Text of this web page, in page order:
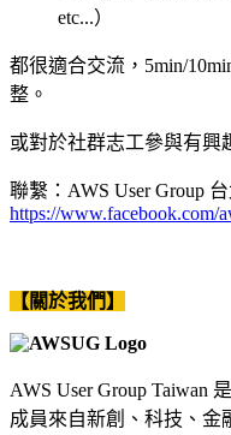
etc...）
都很適合交流，5min/
整。
或對於社群志工參與有興
聯繫：AWS User Group
https://www.facebook.com/
【關於我們】
AWS User Group Taiwan
成員來自新創、科技、金